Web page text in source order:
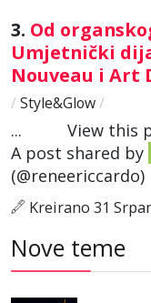
3. Od
Umjetnički
Nouveau i Art
/ Style&Glow/
... View
A post shared by
Kreirano 31
Nove teme